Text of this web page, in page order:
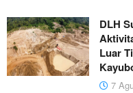
DLH
Luar
7